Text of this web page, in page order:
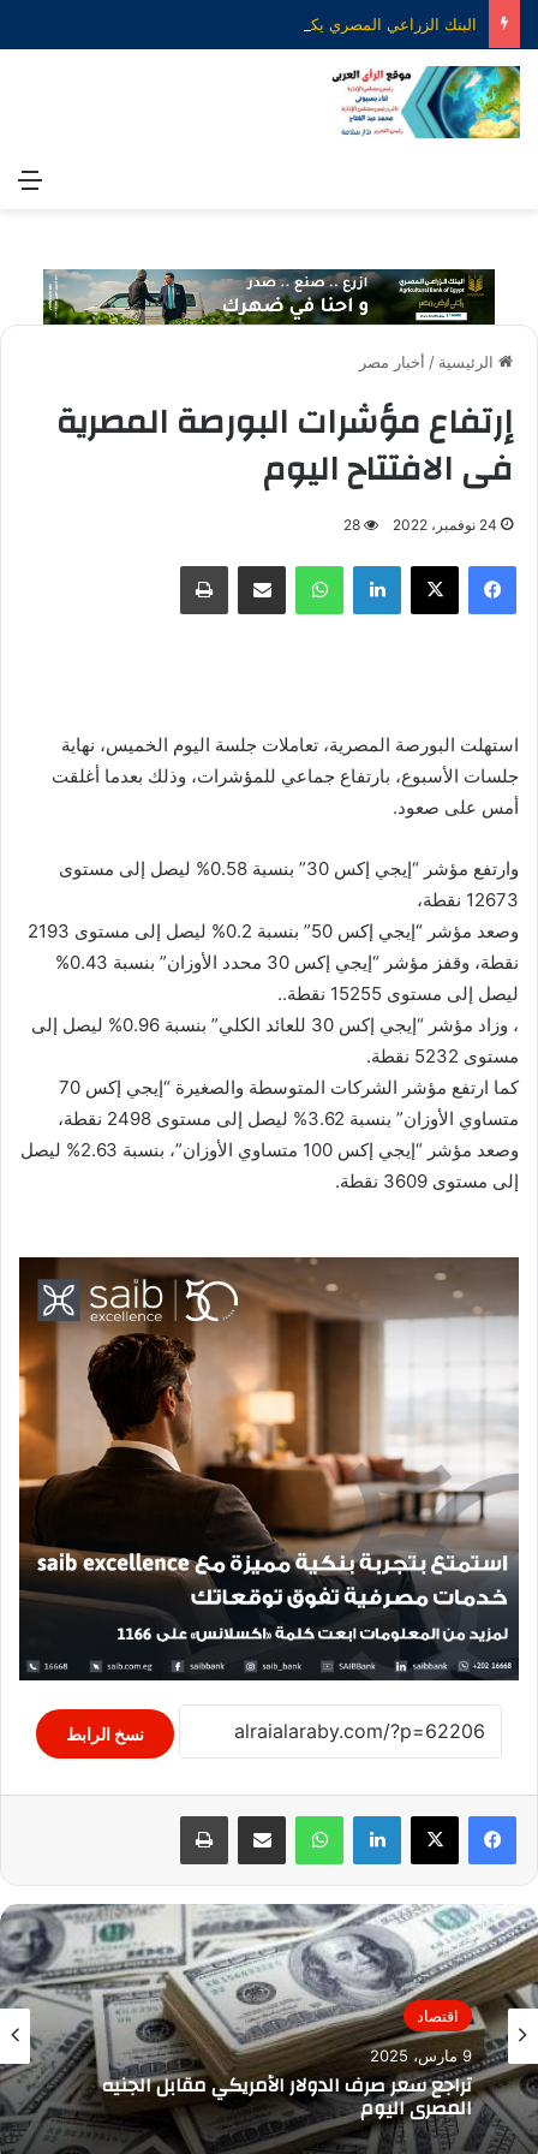
الرئيسية / أخبار مصر
إرتفاع مؤشرات البورصة المصرية
فى الافتتاح اليوم
24 نوفمبر، 2022 28
فيسبوك X لينكدإن واتساب مشاركة عبر البريد طباعة
استهلت البورصة المصرية، تعاملات جلسة اليوم الخميس، نهاية
جلسات الأسبوع، بارتفاع جماعي للمؤشرات، وذلك بعدما أغلقت
أمس على صعود.
وارتفع مؤشر “إيجي إكس 30” بنسبة 0.58% ليصل إلى مستوى
12673 نقطة،
وصعد مؤشر “إيجي إكس 50” بنسبة 0.2% ليصل إلى مستوى 2193
نقطة، وقفز مؤشر “إيجي إكس 30 محدد الأوزان” بنسبة 0.43%
ليصل إلى مستوى 15255 نقطة..
، وزاد مؤشر “إيجي إكس 30 للعائد الكلي” بنسبة 0.96% ليصل إلى
مستوى 5232 نقطة.
كما ارتفع مؤشر الشركات المتوسطة والصغيرة “إيجي إكس 70
متساوي الأوزان” بنسبة 3.62% ليصل إلى مستوى 2498 نقطة،
وصعد مؤشر “إيجي إكس 100 متساوي الأوزان”، بنسبة 2.63% ليصل
إلى مستوى 3609 نقطة.
نسخ الرابط
لينكدإن واتساب مشاركة عبر البريد طباعة
اقتصاد
9 مارس، 2025
تراجع سعر صرف الدولار الأمريكي مقابل الجنيه
المصري اليوم